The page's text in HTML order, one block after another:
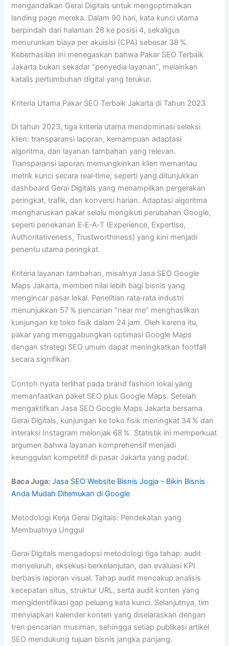
mengandalkan Gerai Digitals untuk mengoptimalkan
landing page mereka. Dalam 90 hari, kata kunci utama
berpindah dari halaman 28 ke posisi 4, sekaligus
menurunkan biaya per akuisisi (CPA) sebesar 38 %.
Keberhasilan ini menegaskan bahwa Pakar SEO Terbaik
Jakarta bukan sekadar “penyedia layanan”, melainkan
katalis pertumbuhan digital yang terukur.
Kriteria Utama Pakar SEO Terbaik Jakarta di Tahun 2023
Di tahun 2023, tiga kriteria utama mendominasi seleksi
klien: transparansi laporan, kemampuan adaptasi
algoritma, dan layanan tambahan yang relevan.
Transparansi laporan memungkinkan klien memantau
metrik kunci secara real‑time, seperti yang ditunjukkan
dashboard Gerai Digitals yang menampilkan pergerakan
peringkat, trafik, dan konversi harian. Adaptasi algoritma
mengharuskan pakar selalu mengikuti perubahan Google,
seperti penekanan E‑E‑A‑T (Experience, Expertise,
Authoritativeness, Trustworthiness) yang kini menjadi
penentu utama peringkat.
Kriteria layanan tambahan, misalnya Jasa SEO Google
Maps Jakarta, memberi nilai lebih bagi bisnis yang
mengincar pasar lokal. Penelitian rata‑rata industri
menunjukkan 57 % pencarian “near me” menghasilkan
kunjungan ke toko fisik dalam 24 jam. Oleh karena itu,
pakar yang menggabungkan optimasi Google Maps
dengan strategi SEO umum dapat meningkatkan footfall
secara signifikan.
Contoh nyata terlihat pada brand fashion lokal yang
memanfaatkan paket SEO plus Google Maps. Setelah
mengaktifkan Jasa SEO Google Maps Jakarta bersama
Gerai Digitals, kunjungan ke toko fisik meningkat 34 % dan
interaksi Instagram melonjak 68 %. Statistik ini memperkuat
argumen bahwa layanan komprehensif menjadi
keunggulan kompetitif di pasar Jakarta yang padat.
Baca Juga: Jasa SEO Website Bisnis Jogja – Bikin Bisnis
Anda Mudah Ditemukan di Google
Metodologi Kerja Gerai Digitals: Pendekatan yang
Membuatnya Unggul
Gerai Digitals mengadopsi metodologi tiga tahap: audit
menyeluruh, eksekusi berkelanjutan, dan evaluasi KPI
berbasis laporan visual. Tahap audit mencakup analisis
kecepatan situs, struktur URL, serta audit konten yang
mengidentifikasi gap peluang kata kunci. Selanjutnya, tim
menyiapkan kalender konten yang diselaraskan dengan
tren pencarian musiman, sehingga setiap publikasi artikel
SEO mendukung tujuan bisnis jangka panjang.